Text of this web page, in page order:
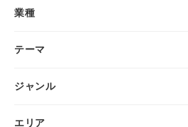
業種
テーマ
ジャンル
エリア